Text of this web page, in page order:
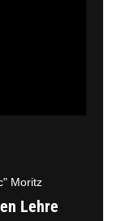
Moritz
Lehre